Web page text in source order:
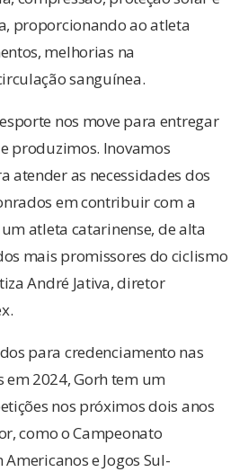
proporcionando ao atleta
melhorias na
sanguínea.
nos move para entregar
produzimos. Inovamos
atender as necessidades dos
em contribuir com a
atleta catarinense, de alta
mais promissores do ciclismo
André Jativa, diretor
para credenciamento nas
2024, Gorh tem um
nos próximos dois anos
como o Campeonato
Americanos e Jogos Sul-